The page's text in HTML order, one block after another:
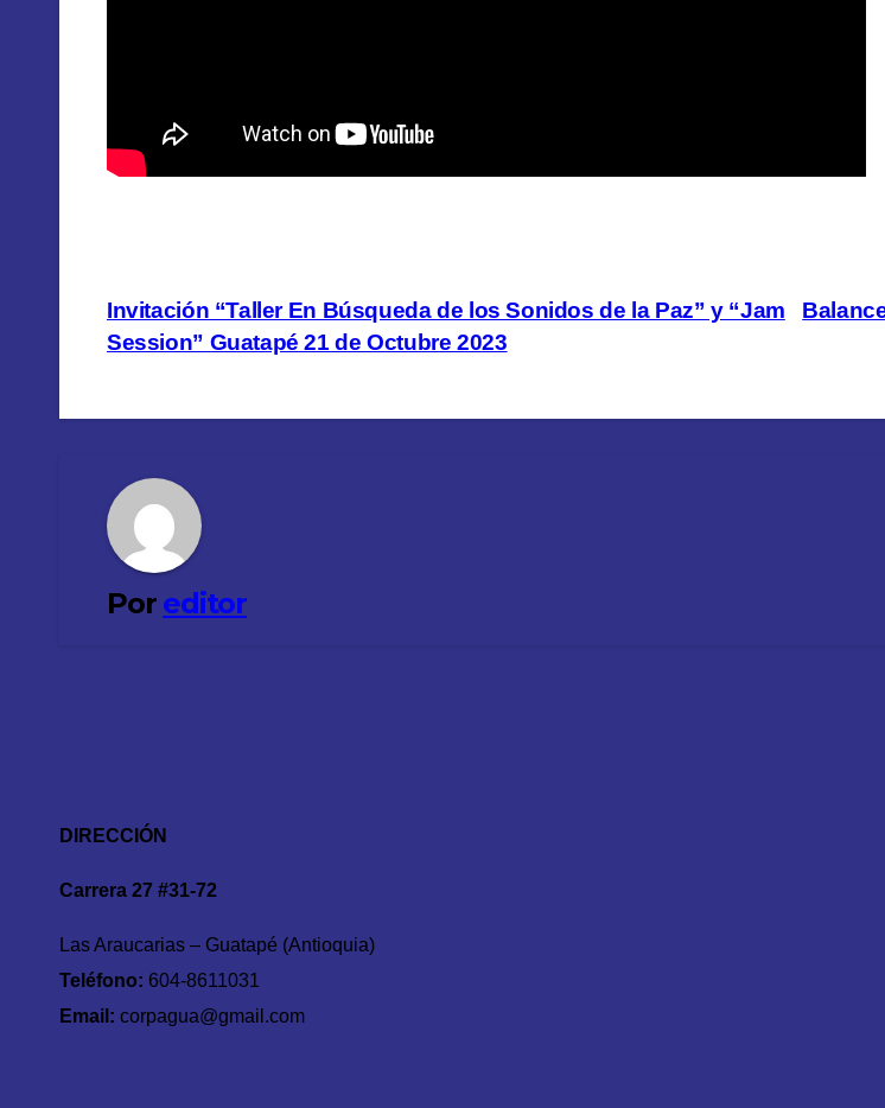
de
entradas
Invitación “Taller En Búsqueda de los Sonidos de la Paz” y “Jam
Session” Guatapé 21 de Octubre 2023
Por editor
DIRECCIÓN
Carrera 27 #31-72
Las Araucarias – Guatapé (Antioquia)
Teléfono: 604-8611031
Email: corpagua@gmail.com